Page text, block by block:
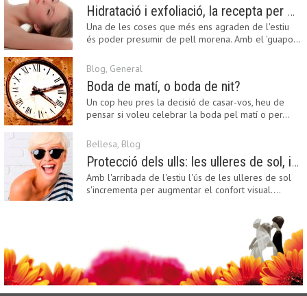
Hidratació i exfoliació, la recepta per mantenir el bronzejat
Una de les coses que més ens agraden de l'estiu
és poder presumir de pell morena. Amb el 'guapo…
Blog, General
Boda de matí, o boda de nit?
Un cop heu pres la decisió de casar-vos, heu de
pensar si voleu celebrar la boda pel matí o per…
Bellesa, Blog
Protecció dels ulls: les ulleres de sol, imprescindibles en una boda estiuenca
Amb l'arribada de l'estiu l'ús de les ulleres de sol
s'incrementa per augmentar el confort visual.…